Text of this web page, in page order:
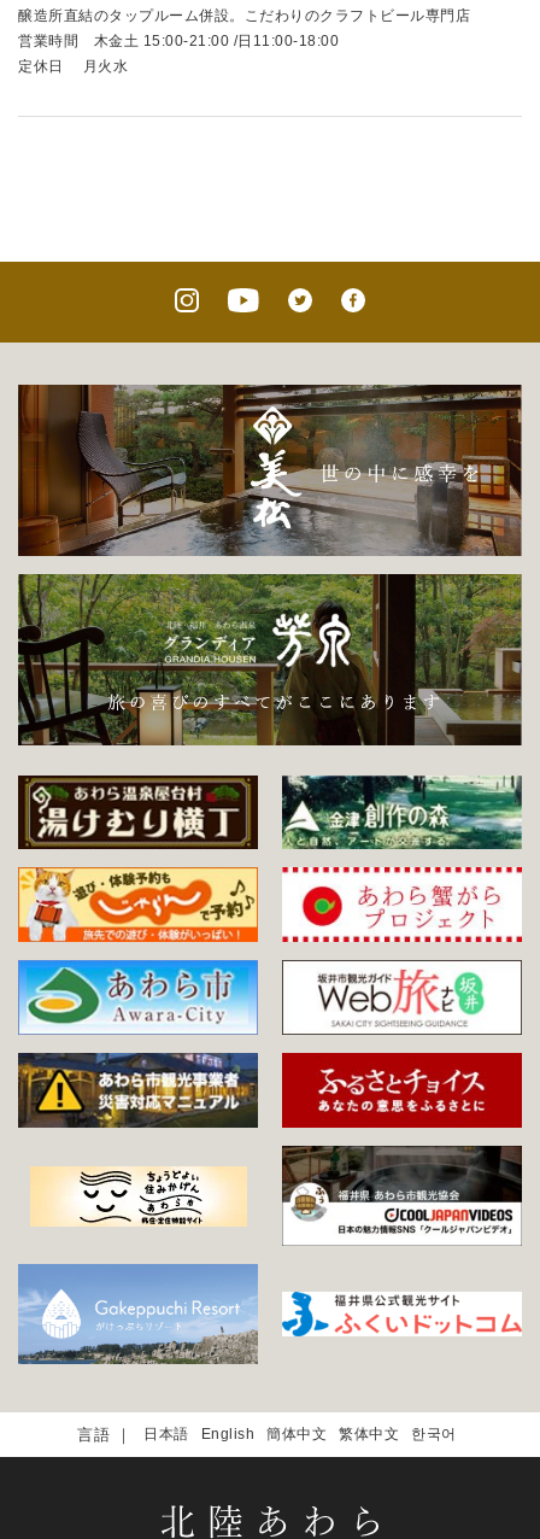
醸造所直結のタップルーム併設。こだわりのクラフトビール専門店
営業時間 木金土 15:00-21:00 /日11:00-18:00
定休日 月火水
日本語 English 簡体中文 繁体中文 한국어